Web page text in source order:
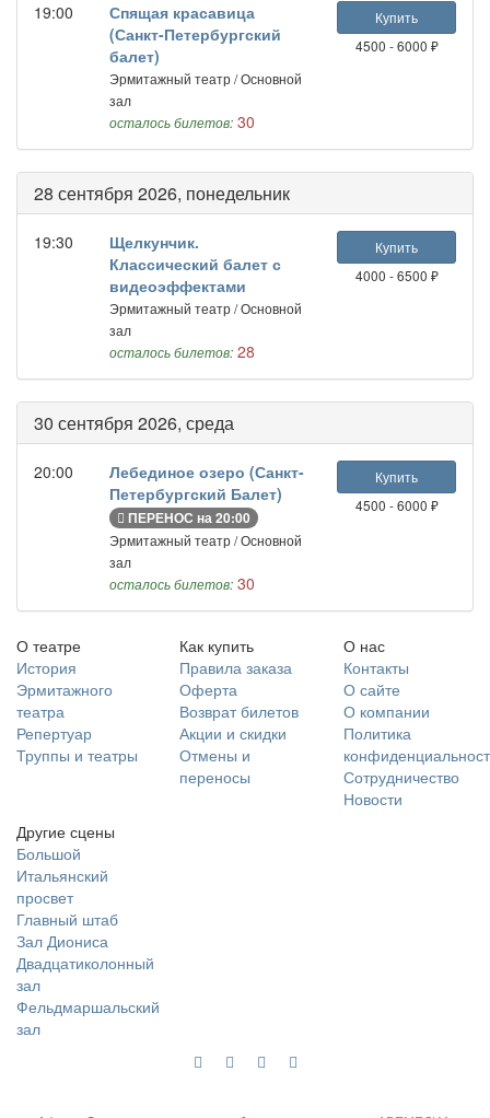
19:00
Спящая красавица
(Санкт-Петербургский
балет)
Эрмитажный театр / Основной
зал
осталось билетов: 30
Купить
4500 - 6000 ₽
28 сентября 2026, понедельник
19:30
Щелкунчик.
Классический балет с
видеоэффектами
Эрмитажный театр / Основной
зал
осталось билетов: 28
Купить
4000 - 6500 ₽
30 сентября 2026, среда
20:00
Лебединое озеро (Санкт-
Петербургский Балет)
ПЕРЕНОС на 20:00
Эрмитажный театр / Основной
зал
осталось билетов: 30
Купить
4500 - 6000 ₽
О театре
История
Эрмитажного
театра
Репертуар
Труппы и театры
Как купить
Правила заказа
Оферта
Возврат билетов
Акции и скидки
Отмены и
переносы
О нас
Контакты
О сайте
О компании
Политика
Сотрудничество
Новости
Другие сцены
Большой
Итальянский
просвет
Главный штаб
Зал Диониса
Двадцатиколонный
зал
Фельдмаршальский
зал